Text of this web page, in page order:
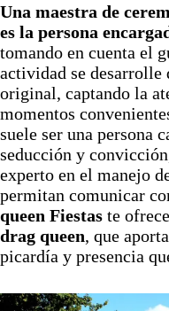
Una maestra de
es la persona
tomando en cuenta el
actividad se
original, captando la
momentos
suele ser una persona
seducción y
experto en el manejo
permitan comunicar
queen Fiestas te
drag queen, que
picardía y presencia